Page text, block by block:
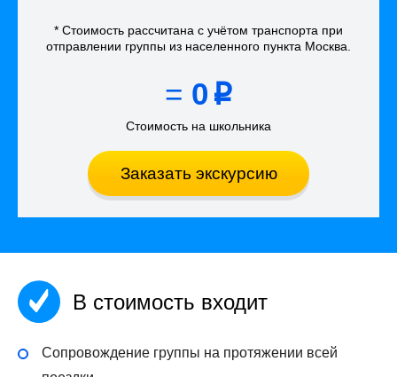
* Стоимость рассчитана с учётом транспорта при
отправлении группы из населенного пункта Москва
= 0 p
Стоимость на школьника
Заказать экскурсию
В стоимость входит
Сопровождение группы на протяжении всей